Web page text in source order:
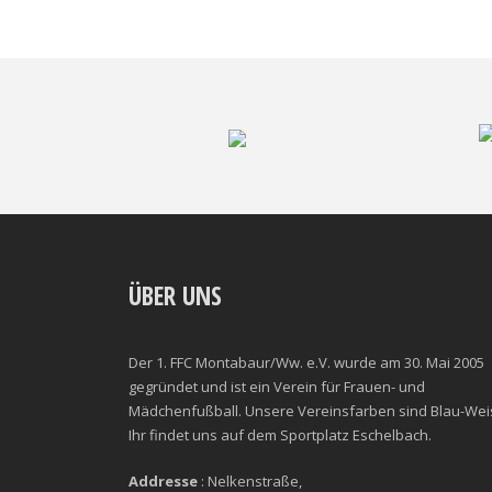
ÜBER UNS
Der 1. FFC Montabaur/Ww. e.V. wurde am 30. Mai 2005
gegründet und ist ein Verein für Frauen- und
Mädchenfußball. Unsere Vereinsfarben sind Blau-
Ihr findet uns auf dem Sportplatz Eschelbach.
Addresse : Nelkenstraße,